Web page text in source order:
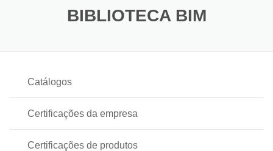
BIBLIOTECA BIM
Catálogos
Certificações da empresa
Certificações de produtos